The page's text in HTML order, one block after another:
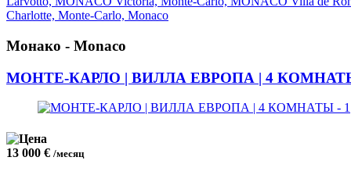
Charlotte, Monte-Carlo, Monaco
Монако - Monaco
МОНТЕ-КАРЛО | ВИЛЛА ЕВРОПА | 4
13 000 € /месяц